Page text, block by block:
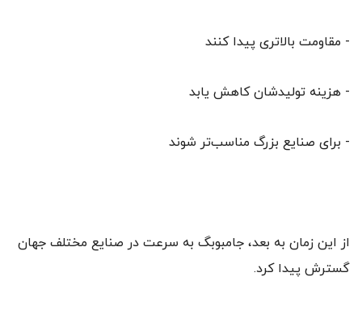
- مقاومت بالاتری پیدا کنند
- هزینه تولیدشان کاهش یابد
- برای صنایع بزرگ مناسب‌تر شوند
از این زمان به بعد، جامبوبگ به سرعت در صنایع مختلف جهان
گسترش پیدا کرد.